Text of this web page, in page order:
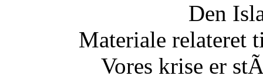
Den
Materiale relateret
Vores krise er